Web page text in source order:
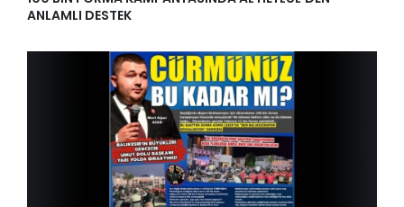
ANLAMLI DESTEK